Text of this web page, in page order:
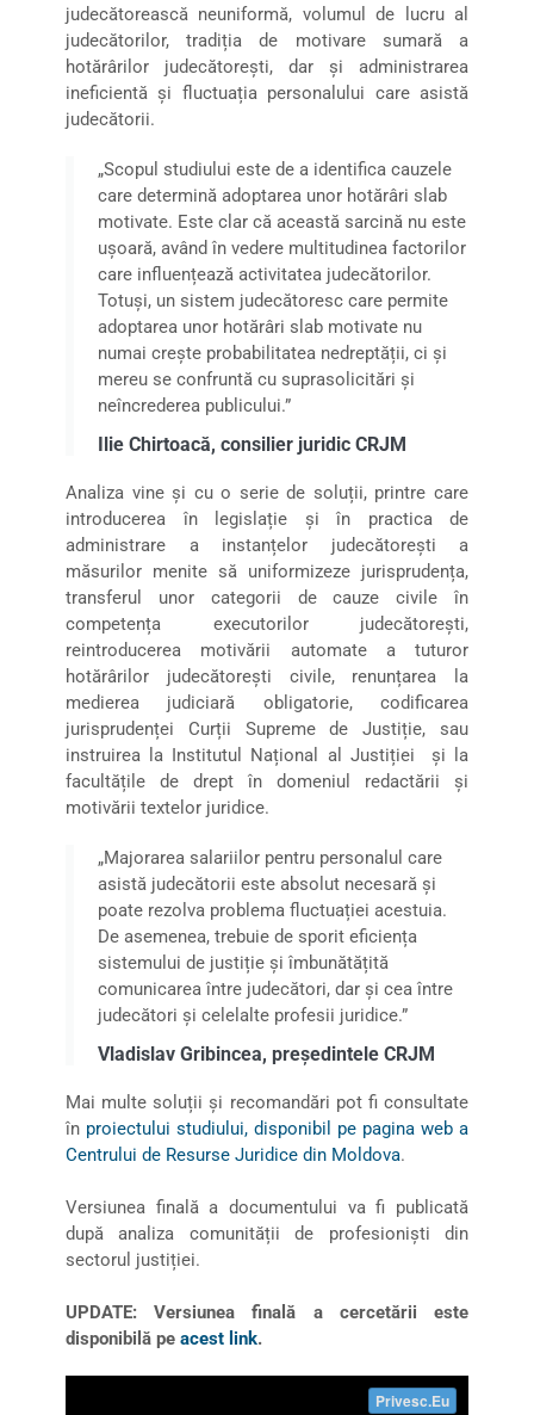
judecătorească neuniformă, volumul de lucru al
judecătorilor, tradiția de motivare sumară a
hotărârilor judecătorești, dar și administrarea
ineficientă și fluctuația personalului care asistă
judecătorii.
„Scopul studiului este de a identifica cauzele
care determină adoptarea unor hotărâri slab
motivate. Este clar că această sarcină nu este
ușoară, având în vedere multitudinea factorilor
care influențează activitatea judecătorilor.
Totuși, un sistem judecătoresc care permite
adoptarea unor hotărâri slab motivate nu
numai crește probabilitatea nedreptății, ci și
mereu se confruntă cu suprasolicitări și
neîncrederea publicului.”
Ilie Chirtoacă, consilier juridic CRJM
Analiza vine și cu o serie de soluții, printre care
introducerea în legislație și în practica de
administrare a instanțelor judecătorești a
măsurilor menite să uniformizeze jurisprudența,
transferul unor categorii de cauze civile în
competența executorilor judecătorești,
reintroducerea motivării automate a tuturor
hotărârilor judecătorești civile, renunțarea la
medierea judiciară obligatorie, codificarea
jurisprudenței Curții Supreme de Justiție, sau
instruirea la Institutul Național al Justiției și la
facultățile de drept în domeniul redactării și
motivării textelor juridice.
„Majorarea salariilor pentru personalul care
asistă judecătorii este absolut necesară și
poate rezolva problema fluctuației acestuia.
De asemenea, trebuie de sporit eficiența
sistemului de justiție și îmbunătățită
comunicarea între judecători, dar și cea între
judecători și celelalte profesii juridice.”
Vladislav Gribincea, președintele CRJM
Mai multe soluții și recomandări pot fi consultate
în proiectului studiului, disponibil pe pagina web a
Centrului de Resurse Juridice din Moldova.
Versiunea finală a documentului va fi publicată
după analiza comunității de profesioniști din
sectorul justiției.
UPDATE: Versiunea finală a cercetării este
disponibilă pe acest link.